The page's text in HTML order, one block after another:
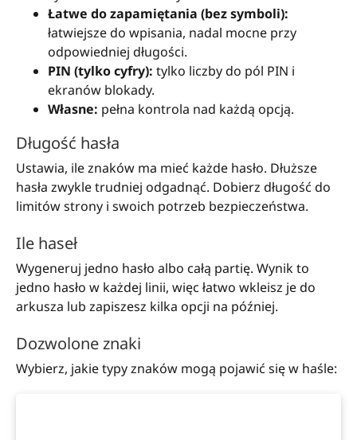
Łatwe do zapamiętania (bez symboli):
łatwiejsze do wpisania, nadal mocne przy
odpowiedniej długości.
PIN (tylko cyfry): tylko liczby do pól PIN i
ekranów blokady.
Własne: pełna kontrola nad każdą opcją.
Długość hasła
Ustawia, ile znaków ma mieć każde hasło. Dłuższe
hasła zwykle trudniej odgadnąć. Dobierz długość do
limitów strony i swoich potrzeb bezpieczeństwa.
Ile haseł
Wygeneruj jedno hasło albo całą partię. Wynik to
jedno hasło w każdej linii, więc łatwo wkleisz je do
arkusza lub zapiszesz kilka opcji na później.
Dozwolone znaki
Wybierz, jakie typy znaków mogą pojawić się w haśle: